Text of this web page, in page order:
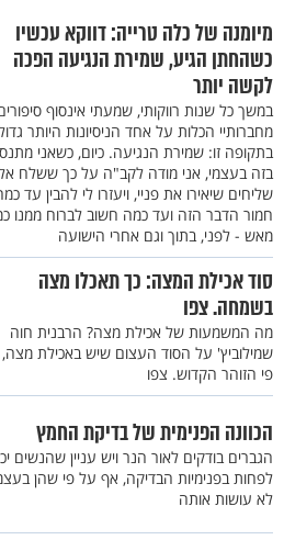
מיומנה של כלה טרייה: דווקא עכשיו
כשהחתן הגיע, שמירת הנגיעה הפכה
לקשה יותר
במשך כל שנות רווקותי, שמעתי אינסוף
מחברותיי הכלות על אחד הניסיונות היותר
בתקופה זו: שמירת הנגיעה. כיום, כשאני
בזה בעצמי, אני מודה לקב"ה על כך ששלח
שליחים שיאירו את פניי, ויעזרו לי להבין עד
חמור הדבר הזה ועד כמה חשוב לברוח ממנו
מאש - לפני, בתוך וגם אחרי הישועה
סוד אכילת המצה: כך תאכלו מצה
בשמחה. צפו
מה המשמעות של אכילת מצה? הרבנית חוה
שמילוביץ' על הסוד העצום שיש באכילת
פי הזוהר הקדוש. צפו
הכוונה הפנימית של בדיקת החמץ
הגברים בודקים לאור הנר ויש עניין שהנשים
לפחות בפנימיות הבדיקה, אף על פי שהן
לא עושות אותה